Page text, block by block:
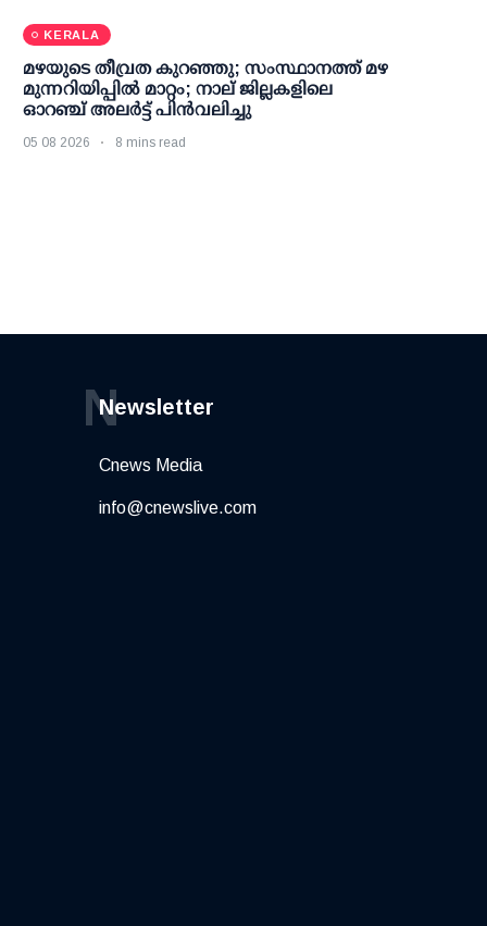
KERALA
മഴയുടെ തീവ്രത കുറഞ്ഞു; സംസ്ഥാനത്ത് മഴ
മുന്നറിയിപ്പിൽ മാറ്റം; നാല് ജില്ലകളിലെ
ഓറഞ്ച് അലർട്ട് പിൻവലിച്ചു
05 08 2026 8 mins read
Newsletter
N
Cnews Media
info@cnewslive.com